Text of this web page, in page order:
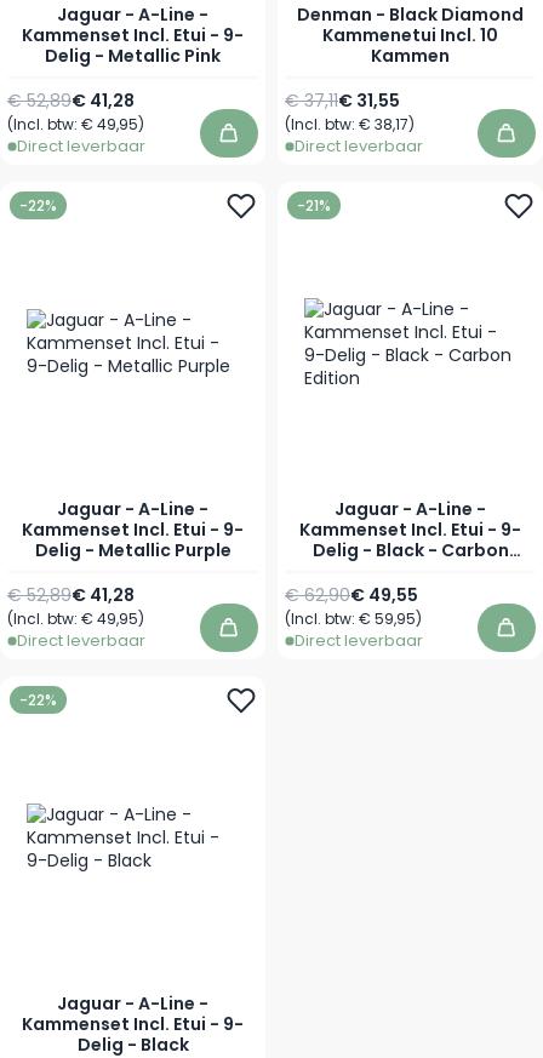
Jaguar - A-Line -
Kammenset Incl. Etui - 9-
Delig - Metallic Pink
Speciale prijs
€ 41,28
Normale prijs
€ 52,89
(Incl. btw: € 49,95)
Direct leverbaar In winkelwagen
Denman - Black Diamond
Kammenetui Incl. 10
Kammen
Speciale prijs
€ 31,55
Normale prijs
€ 37,11
(Incl. btw: € 38,17)
Direct leverbaar In
-22%
Jaguar - A-Line -
Kammenset Incl. Etui - 9-
Delig - Metallic Purple
Speciale prijs
€ 41,28
Normale prijs
€ 52,89
(Incl. btw: € 49,95)
Direct leverbaar In winkelwagen
-21%
Jaguar - A-Line -
Kammenset Incl. Etui - 9-
Delig - Black - Carbon
Speciale prijs
€ 49,55
Normale prijs
€ 62,90
(Incl. btw: € 59,95)
Direct leverbaar In
-22%
Jaguar - A-Line -
Kammenset Incl. Etui - 9-
Delig - Black